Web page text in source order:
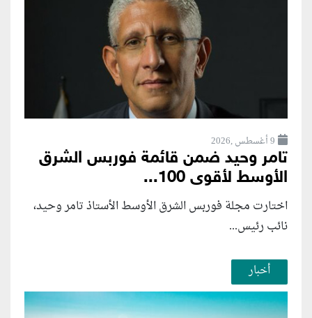
9 أغسطس ,2026
تامر وحيد ضمن قائمة فوربس الشرق
الأوسط لأقوى 100...
اختارت مجلة فوربس الشرق الأوسط الأستاذ تامر وحيد،
نائب رئيس...
أخبار